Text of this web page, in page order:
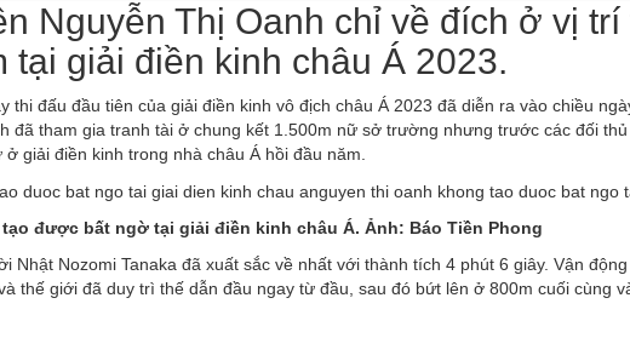
Nguyễn Thị Oanh chỉ về đích ở vị
tại giải điền kinh châu Á 2023.
thi đấu đầu tiên của giải điền kinh vô địch châu Á 2023 đã diễn ra vào chiều
đã tham gia tranh tài ở chung kết 1.500m nữ sở trường nhưng trước các đối
giải điền kinh trong nhà châu Á hồi đầu năm.
được bất ngờ tại giải điền kinh châu Á. Ảnh: Báo Tiền Phong
Nhật Nozomi Tanaka đã xuất sắc về nhất với thành tích 4 phút 6 giây. Vận
thế giới đã duy trì thế dẫn đầu ngay từ đầu, sau đó bứt lên ở 800m cuối cùng